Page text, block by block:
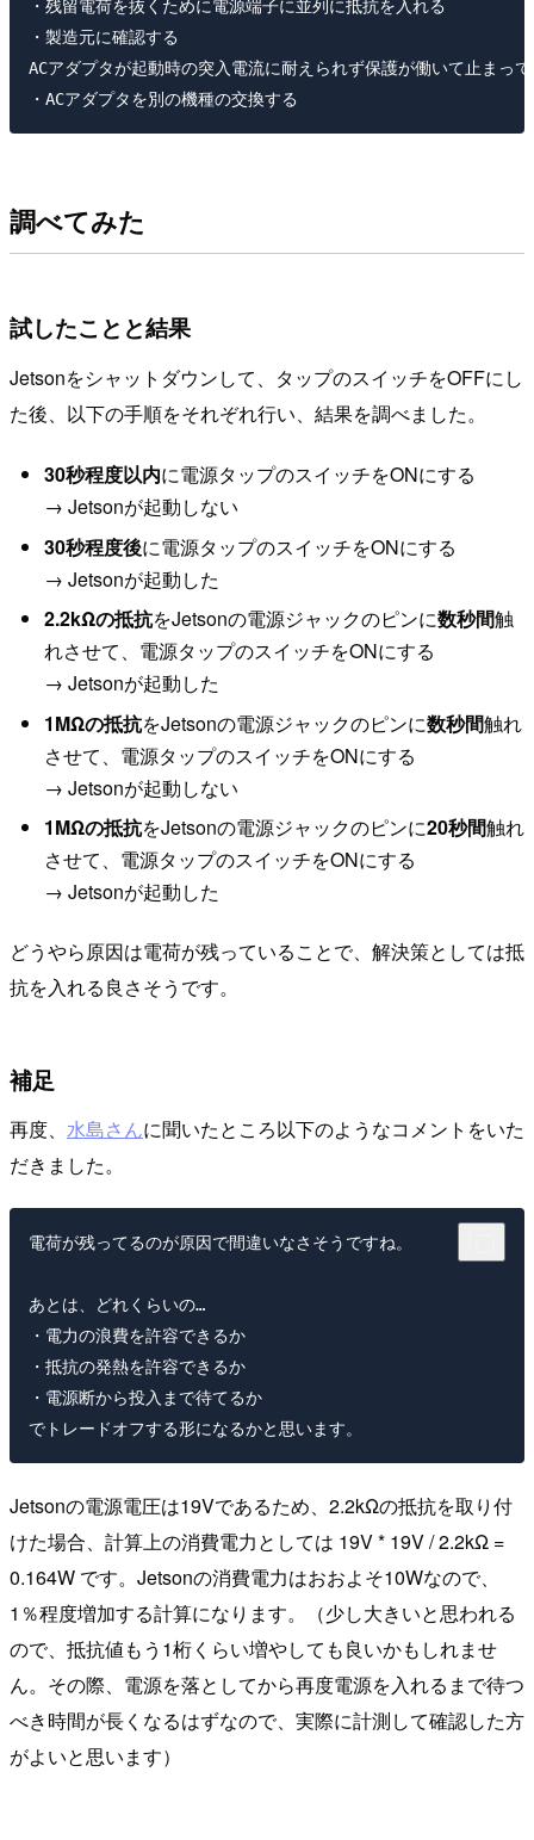
・残留電荷を抜くために電源端子に並列に抵抗を入れる
・製造元に確認する
ACアダプタが起動時の突入電流に耐えられず保護が働いて止まっ
調べてみた
試したことと結果
Jetsonをシャットダウンして、タップのスイッチをOFFにし
た後、以下の手順をそれぞれ行い、結果を調べました。
30秒程度以内に電源タップのスイッチをONにする
→ Jetsonが起動しない
30秒程度後に電源タップのスイッチをONにする
→ Jetsonが起動した
2.2kΩの抵抗をJetsonの電源ジャックのピンに数秒間触
れさせて、電源タップのスイッチをONにする
→ Jetsonが起動した
1MΩの抵抗をJetsonの電源ジャックのピンに数秒間触れ
させて、電源タップのスイッチをONにする
→ Jetsonが起動しない
1MΩの抵抗をJetsonの電源ジャックのピンに20秒間触れ
させて、電源タップのスイッチをONにする
→ Jetsonが起動した
どうやら原因は電荷が残っていることで、解決策としては抵
抗を入れる良さそうです。
補足
再度、 水島さんに聞いたところ以下のようなコメントをいた
だきました。
電荷が残ってるのが原因で間違いなさそうですね。
あとは、どれくらいの…
・電力の浪費を許容できるか
・抵抗の発熱を許容できるか
・電源断から投入まで待てるか
Jetsonの電源電圧は19Vであるため、2.2kΩの抵抗を取り付
けた場合、計算上の消費電力としては 19V * 19V / 2.2kΩ =
0.164W です。Jetsonの消費電力はおおよそ10Wなので、
1％程度増加する計算になります。（少し大きいと思われる
ので、抵抗値もう1桁くらい増やしても良いかもしれませ
ん。その際、電源を落としてから再度電源を入れるまで待つ
べき時間が長くなるはずなので、実際に計測して確認した方
がよいと思います）